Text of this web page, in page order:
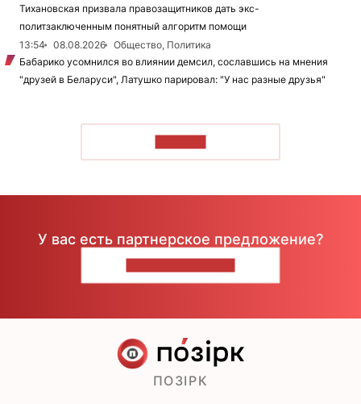
Тихановская призвала правозащитников дать экс-
политзаключенным понятный алгоритм помощи
13:54
08.08.2026
Общество, Политика
Бабарико усомнился во влиянии демсил, сославшись на мнения
"друзей в Беларуси", Латушко парировал: "У нас разные друзья"
У вас есть партнерское предложение?
ПОЗІРК